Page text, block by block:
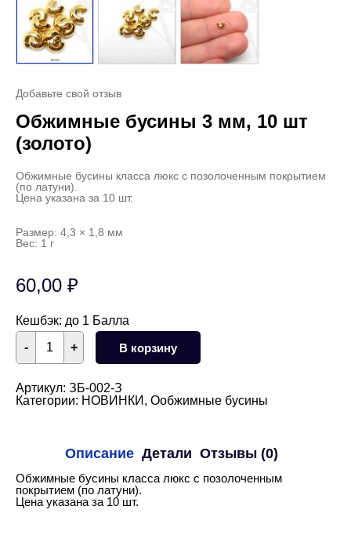
Добавьте свой отзыв
Обжимные бусины 3 мм, 10 шт
(золото)
Обжимные бусины класса люкс с позолоченным покрытием
(по латуни).
Цена указана за 10 шт.
Размер: 4,3 × 1,8 мм
Вес: 1 г
60,00 ₽
Кешбэк: до 1 Балла
+
Количество
товара
Обжимные
3
мм,
- В корзину
Артикул: ЗБ-002-З
Категории: НОВИНКИ , Ообжимные бусины
Описание Детали Отзывы (0)
Обжимные бусины класса люкс с позолоченным
покрытием (по латуни).
Цена указана за 10 шт.